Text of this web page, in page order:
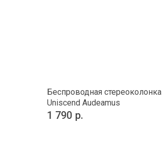
Беспроводная стереоколонка
Uniscend Audeamus
1 790 р.